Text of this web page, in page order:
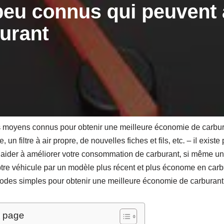
connus qui
moyens connus pour obtenir une meilleure économie de
un filtre à air propre, de nouvelles fiches et fils, etc. – il existe
à améliorer votre consommation de carburant, si même
véhicule par un modèle plus récent et plus économe en
simples pour obtenir une meilleure économie de carburant
page